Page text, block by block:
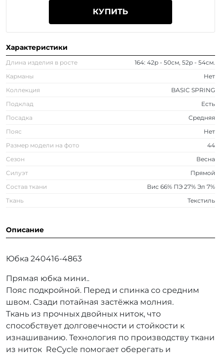
КУПИТЬ
Характеристики
Длина изделия в росте
164: 42р - 50см, 52р - 54см.
Карманы
Нет
Коллекция
BASIC SPRING
Подклад
Есть
Посадка
Средняя
Пояс
Нет
Размер модели на фото
44
Сезон
Весна
Силуэт
Прямой
Состав ткани
Вис 66% ПЭ 27% Эл 7%
Ткань
Текстиль
Описание
Юбка 240416-4863
Прямая юбка мини..
Пояс подкройной. Перед и спинка со средним
швом. Сзади потайная застёжка молния.
Ткань из прочных двойных ниток, что
способствует долговечности и стойкости к
изнашиванию. Технология по производству ткани
из ниток ReCycle помогает оберегать и